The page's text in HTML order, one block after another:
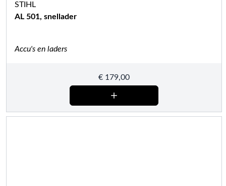
STIHL
AL 501, snellader
Accu's en laders
€ 179,00